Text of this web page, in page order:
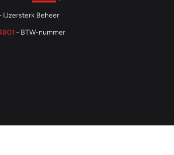
IJzersterk Beheer
- BTW-nummer